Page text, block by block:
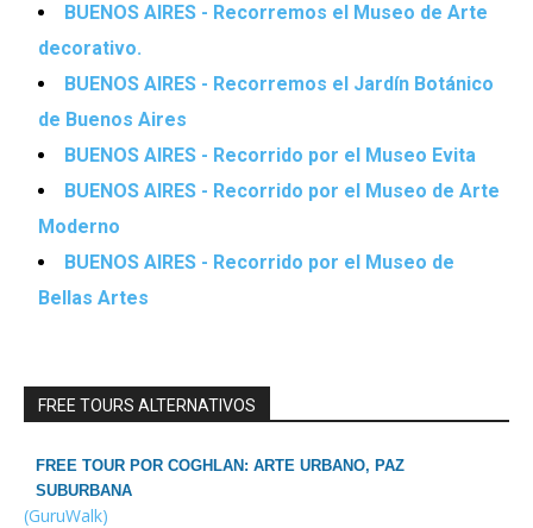
BUENOS AIRES - Recorremos el Museo de Arte
decorativo.
BUENOS AIRES - Recorremos el Jardín Botánico
de Buenos Aires
BUENOS AIRES - Recorrido por el Museo Evita
BUENOS AIRES - Recorrido por el Museo de Arte
Moderno
BUENOS AIRES - Recorrido por el Museo de
Bellas Artes
FREE TOURS ALTERNATIVOS
FREE TOUR POR COGHLAN: ARTE URBANO, PAZ
SUBURBANA
(GuruWalk)